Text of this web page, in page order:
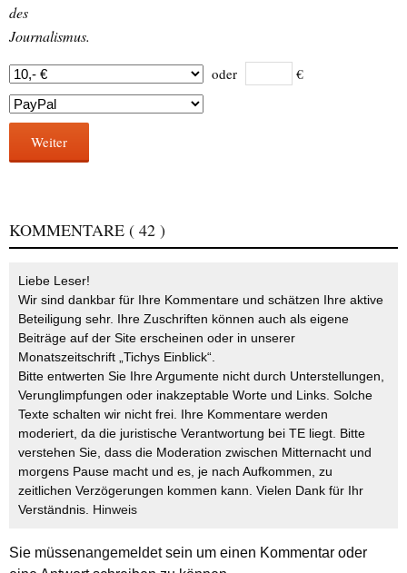
des
Journalismus.
oder €
Weiter
KOMMENTARE ( 42 )
Liebe Leser!
Wir sind dankbar für Ihre Kommentare und schätzen Ihre aktive
Beteiligung sehr. Ihre Zuschriften können auch als eigene
Beiträge auf der Site erscheinen oder in unserer
Monatszeitschrift „Tichys Einblick“.
Bitte entwerten Sie Ihre Argumente nicht durch Unterstellungen,
Verunglimpfungen oder inakzeptable Worte und Links. Solche
Texte schalten wir nicht frei. Ihre Kommentare werden
moderiert, da die juristische Verantwortung bei TE liegt. Bitte
verstehen Sie, dass die Moderation zwischen Mitternacht und
morgens Pause macht und es, je nach Aufkommen, zu
zeitlichen Verzögerungen kommen kann. Vielen Dank für Ihr
Verständnis. Hinweis
Sie müssenangemeldetsein um einen Kommentar oder